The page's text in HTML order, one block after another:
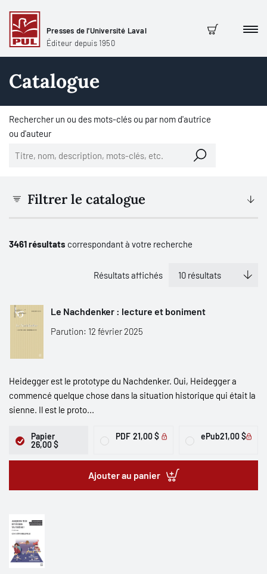
Presses de l'Université Laval
Éditeur depuis 1950
Panier
Catalogue
Rechercher un ou des mots-clés ou par nom d'autrice
ou d'auteur
Filtrer le catalogue
3461 résultats correspondant à votre recherche
Résultats affichés
Le Nachdenker : lecture et boniment
Parution: 12 février 2025
Heidegger est le prototype du Nachdenker. Oui, Heidegger a
commencé quelque chose dans la situation historique qui était la
sienne. Il est le proto...
Papier
26,00 $
PDF 21,00 $ ePub21,00 $
Ajouter au panier